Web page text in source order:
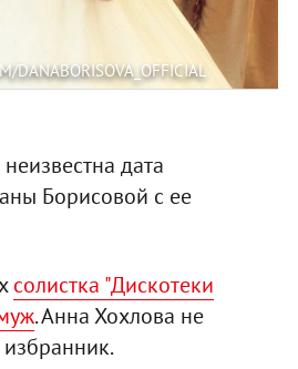
DANABORISOVA_OFFICIAL
дата
Борисовой с ее
солистка "Дискотеки
. Анна Хохлова не
избранник.